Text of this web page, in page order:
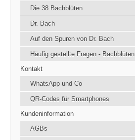
Die 38 Bachblüten
Dr. Bach
Auf den Spuren von Dr. Bach
Häufig gestellte Fragen - Bachblüten
Kontakt
WhatsApp und Co
QR-Codes für Smartphones
Kundeninformation
AGBs